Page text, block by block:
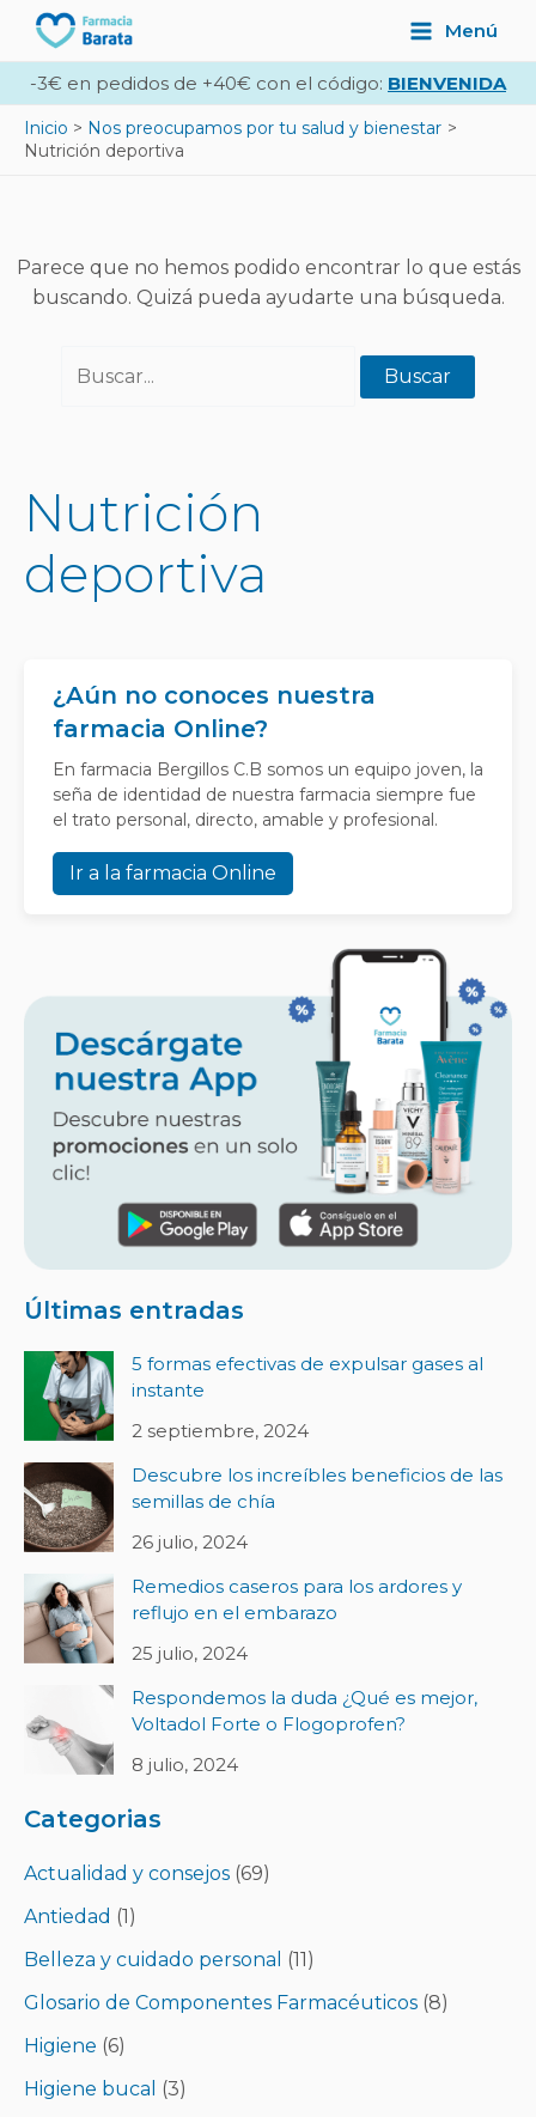
contenido
Main
Menu
Menú
-3€ en pedidos de +40€ con el código: BIENVENIDA
Inicio
Nos preocupamos por tu salud y bienestar
Nutrición deportiva
Parece que no hemos podido encontrar lo que estás
buscando. Quizá pueda ayudarte una búsqueda.
Buscar
por:
Nutrición
deportiva
¿Aún no conoces nuestra
farmacia Online?
En farmacia Bergillos C.B somos un equipo joven, la
seña de identidad de nuestra farmacia siempre fue
el trato personal, directo, amable y profesional.
Ir a la farmacia Online
Últimas entradas
5 formas efectivas de expulsar gases al
instante
2 septiembre, 2024
Descubre los increíbles beneficios de las
semillas de chía
26 julio, 2024
Remedios caseros para los ardores y
reflujo en el embarazo
25 julio, 2024
Respondemos la duda ¿Qué es mejor,
Voltadol Forte o Flogoprofen?
8 julio, 2024
Categorias
Actualidad y consejos (69)
Antiedad (1)
Belleza y cuidado personal (11)
Glosario de Componentes Farmacéuticos (8)
Higiene (6)
Higiene bucal (3)